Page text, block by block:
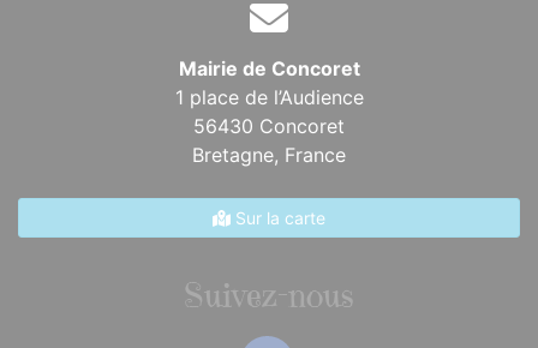
Mairie de Concoret
1 place de l’Audience
56430 Concoret
Bretagne, France
Sur la carte
Suivez-nous